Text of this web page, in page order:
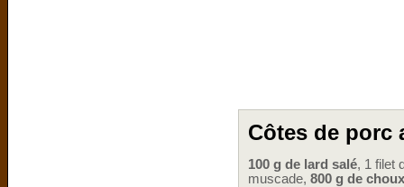
Côtes de porc
100 g de lard salé, 1 filet
muscade, 800 g de